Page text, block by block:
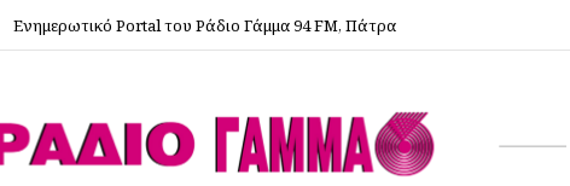
Ενημερωτικό Portal του Ράδιο Γάμμα 94 FM, Πάτρα